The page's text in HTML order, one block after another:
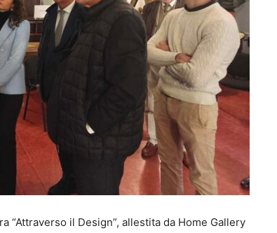
“Attraverso il Design”, allestita da Home Gallery